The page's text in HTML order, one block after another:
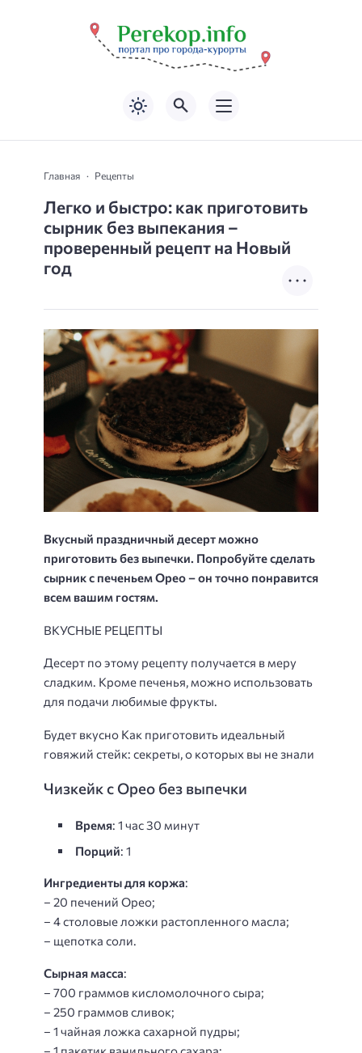
Главная Рецепты
Легко и быстро: как приготовить
сырник без выпекания –
проверенный рецепт на Новый
год
Вкусный праздничный десерт можно
приготовить без выпечки. Попробуйте сделать
сырник с печеньем Орео – он точно понравится
всем вашим гостям.
ВКУСНЫЕ РЕЦЕПТЫ
Десерт по этому рецепту получается в меру
сладким. Кроме печенья, можно использовать
для подачи любимые фрукты.
Будет вкусно Как приготовить идеальный
говяжий стейк: секреты, о которых вы не знали
Чизкейк с Орео без выпечки
Время: 1 час 30 минут
Порций: 1
Ингредиенты для коржа:
– 20 печений Орео;
– 4 столовые ложки растопленного масла;
– щепотка соли.
Сырная масса:
– 700 граммов кисломолочного сыра;
– 250 граммов сливок;
– 1 чайная ложка сахарной пудры;